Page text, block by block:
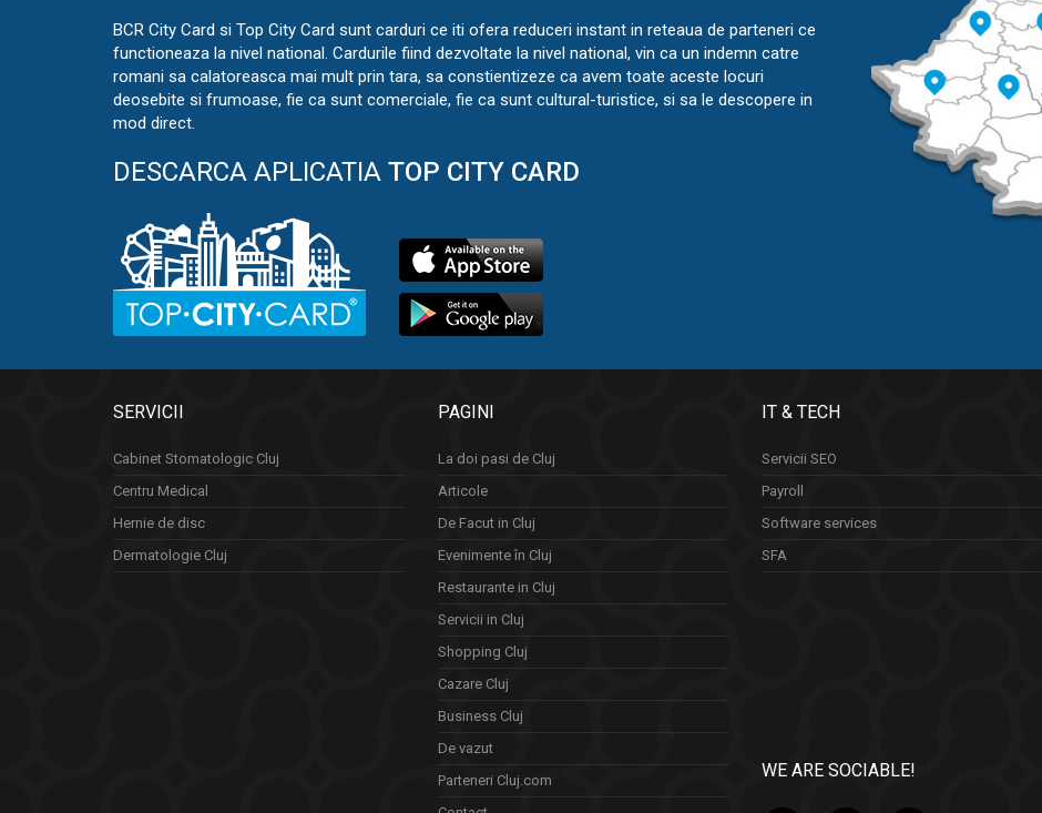
BCR City Card si Top City Card sunt carduri ce iti ofera reduceri instant in reteaua de parteneri ce
functioneaza la nivel national. Cardurile fiind dezvoltate la nivel national, vin ca un indemn catre
romani sa calatoreasca mai mult prin tara, sa constientizeze ca avem toate aceste locuri
deosebite si frumoase, fie ca sunt comerciale, fie ca sunt cultural-turistice, si sa le descopere in
mod direct.
DESCARCA APLICATIA TOP CITY CARD
SERVICII
Cabinet Stomatologic Cluj
Centru Medical
Hernie de disc
Dermatologie Cluj
PAGINI
La doi pasi de Cluj
Articole
De Facut in Cluj
Evenimente în Cluj
Restaurante in Cluj
Servicii in Cluj
Shopping Cluj
Cazare Cluj
Business Cluj
De vazut
Parteneri Cluj.com
IT & TECH
Servicii SEO
Payroll
Software services
SFA
WE ARE SOCIABLE!